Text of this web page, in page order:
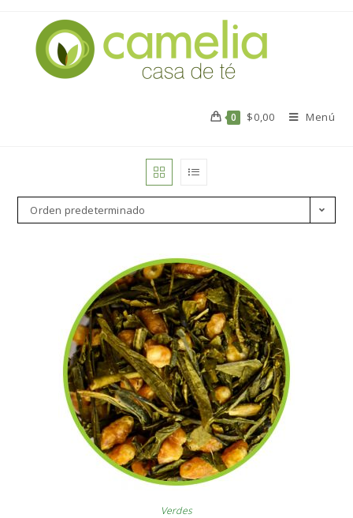
0 $0,00 Menú
Orden predeterminado
Verdes